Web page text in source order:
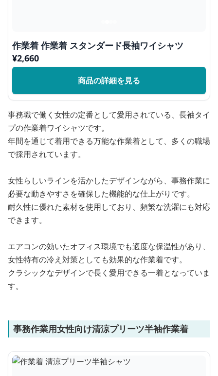
作業着 作業着 スタンダード長袖ワイシャツ
¥2,660
商品の詳細を見る
事務職で働く女性の定番として愛用されている、長袖タイ
プの作業着ワイシャツです。
年間を通じて着用できる万能な作業着として、多くの職場
で採用されています。
女性らしいラインを活かしたデザインながら、事務作業に
必要な動きやすさを確保した機能的な仕上がりです。
耐久性に優れた素材を使用しており、頻繁な洗濯にも対応
できます。
エアコンの効いたオフィス環境でも適度な保温性があり、
女性特有の冷え対策としても効果的な作業着です。
クラシックなデザインで長く愛用できる一着となっていま
す。
事務作業用女性向け清涼プリーツ半袖作業着